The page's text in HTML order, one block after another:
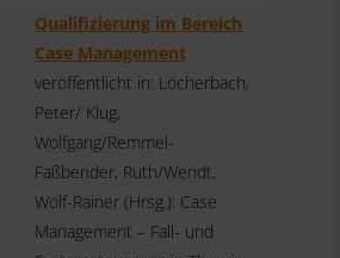
Qualifizierung im Bereich
Case Management
veröffentlicht in: Löcherbach,
Peter/ Klug,
Wolfgang/Remmel-
Faßbender, Ruth/Wendt,
Wolf-Rainer (Hrsg.): Case
Management – Fall- und